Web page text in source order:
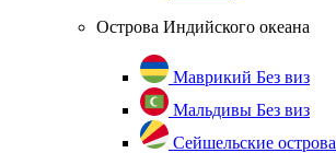
Острова Индийского океана
Маврикий Без виз
Мальдивы Без виз
Сейшельские острова